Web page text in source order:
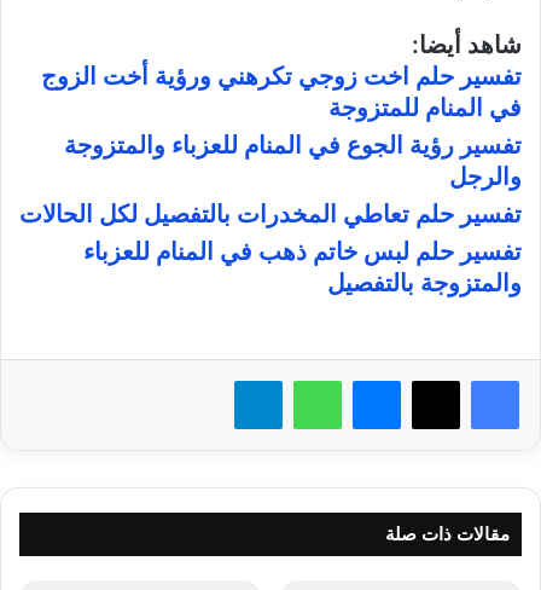
شاهد أيضا:
تفسير حلم اخت زوجي تكرهني ورؤية أخت الزوج
في المنام للمتزوجة
تفسير رؤية الجوع في المنام للعزباء والمتزوجة
والرجل
تفسير حلم تعاطي المخدرات بالتفصيل لكل الحالات
تفسير حلم لبس خاتم ذهب في المنام للعزباء
والمتزوجة بالتفصيل
فيسبوك X ماسنجر واتساب
مقالات ذات صلة